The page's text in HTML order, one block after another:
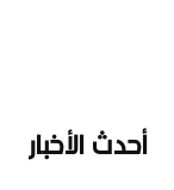
أحدث الأخبار